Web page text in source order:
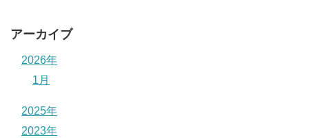
アーカイブ
2026年
1月
2025年
2023年